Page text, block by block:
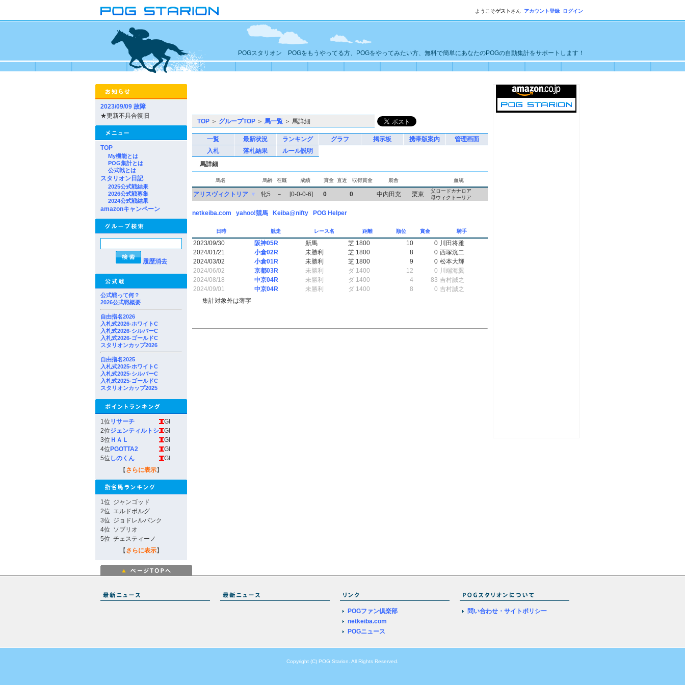
ようこそゲスト さん アカウント登録 ログイン
POGスタリオン POGをもうやってる方、POGをやってみたい方、無料で簡単にあなたのPOGの自動集計をサポートします！
2023/09/09 故障
★更新不具合復旧
TOP
My機能とは
POG集計とは
公式戦とは
スタリオン日記
2025公式戦結果
2026公式戦募集
2024公式戦結果
amazonキャンペーン
履歴消去
公式戦って何？
2026公式戦概要
自由指名2026
入札式2026-ホワイトC
入札式2026-シルバーC
入札式2026-ゴールドC
スタリオンカップ2026
自由指名2025
入札式2025-ホワイトC
入札式2025-シルバーC
入札式2025-ゴールドC
スタリオンカップ2025
1位 リサーチ
GI
2位ジェンティルトシ
GI
3位 ＨＡＬ
GI
4位 PGOTTA2
GI
5位 しのくん
GI
【 さらに表示】
1位 ジャンゴッド
2位 エルドボルグ
3位 ジョドレルバンク
4位 ソブリオ
5位 チェスティーノ
【 さらに表示】
TOP ＞ グループTOP ＞ 馬一覧 ＞ 馬詳細
一覧 最新状況 ランキング グラフ 掲示板 携帯版案内
管理画面
入札
落札結果
ルール説明
馬詳細
馬名 馬齢 在厩 成績 賞金 直近 収得賞金 厩舎 血統
アリスヴィクトリア ▼ 牝5 － [0-0-0-6] 0 0 中内田充 栗東
父ロードカナロア
母ウィクトーリア
netkeiba.com yahoo!競馬 Keiba@nifty POG Helper
日時 競走 レース名 距離 順位 賞金 騎手
2023/09/30 阪神05R 新馬 芝 1800 10 0 川田将雅
2024/01/21
小倉02R 未勝利 芝 1800 8 0 西塚洸二
2024/03/02
小倉01R 未勝利 芝 1800 9 0 松本大輝
2024/06/02
京都03R 未勝利 ダ 1400 12 0 川端海翼
2024/08/18
中京04R 未勝利 ダ 1400 4 83 吉村誠之
2024/09/01
中京04R 未勝利 ダ 1400 8 0 吉村誠之
集計対象外は薄字
POGファン倶楽部
netkeiba.com
POGニュース
問い合わせ・サイトポリシー
Copyright (C) POG Starion. All Rights Reserved.